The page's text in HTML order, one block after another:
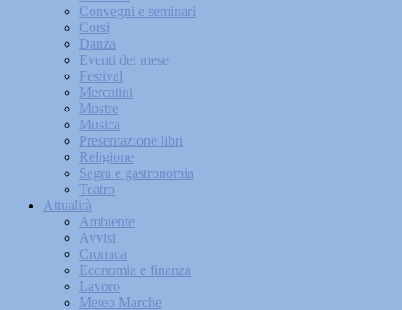
Convegni e seminari
Corsi
Danza
Eventi del mese
Festival
Mercatini
Mostre
Musica
Presentazione libri
Religione
Sagra e gastronomia
Teatro
Attualità
Ambiente
Avvisi
Cronaca
Economia e finanza
Lavoro
Meteo Marche